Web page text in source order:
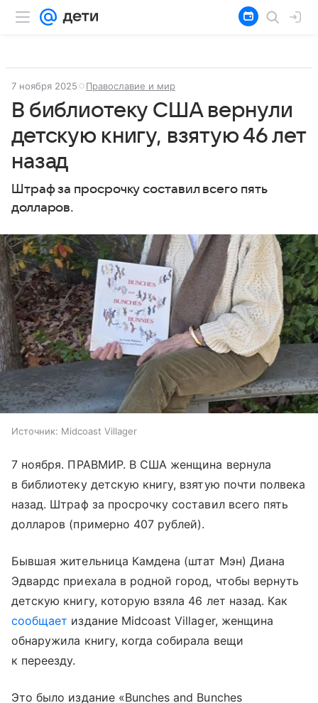
7 ноября 2025 Православие и мир
В библиотеку США вернули
детскую книгу, взятую 46 лет
назад
Штраф за просрочку составил всего пять
долларов.
Источник: Midcoast Villager
7 ноября. ПРАВМИР. В США женщина вернула
в библиотеку детскую книгу, взятую почти полвека
назад. Штраф за просрочку составил всего пять
долларов (примерно 407 рублей).
Бывшая жительница Камдена (штат Мэн) Диана
Эдвардс приехала в родной город, чтобы вернуть
детскую книгу, которую взяла 46 лет назад. Как
сообщает издание Midcoast Villager, женщина
обнаружила книгу, когда собирала вещи
к переезду.
Это было издание «Bunches and Bunches